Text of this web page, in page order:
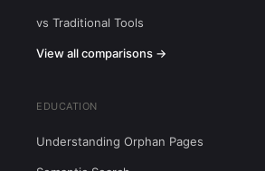
vs Traditional Tools
View all comparisons →
EDUCATION
Understanding Orphan Pages